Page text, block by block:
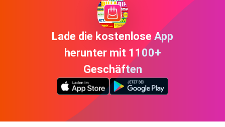
Lade die kostenlose App
herunter mit 1100+
Geschäften